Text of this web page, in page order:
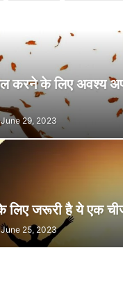
STARTUP STORY SUCCESS
करने के लिए अवश्य
June 29, 2023
लिए जरूरी है ये एक
June 25, 2023